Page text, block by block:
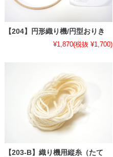
【204】円形織り機/円型おりき
¥1,870(税抜 ¥1,700)
【203-B】織り機用縦糸（たて